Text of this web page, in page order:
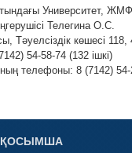
Университет, ЖМФ
Телегина О.С.
Тәуелсіздік көшесі 118,
54-58-74 (132 ішкі)
телефоны: 8 (7142) 54-
ҚОСЫМША